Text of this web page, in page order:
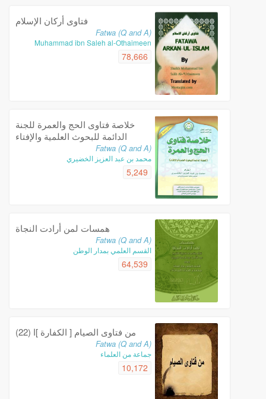
فتاوى أركان الإسلام
Fatwa (Q and A)
Muhammad ibn Saleh al-Othaimeen
78,666
خلاصة فتاوى الحج والعمرة للجنة
الدائمة للبحوث العلمية والإفتاء
Fatwa (Q and A)
محمد بن عبد العزيز الخضيري
5,249
همسات لمن أرادت النجاة
Fatwa (Q and A)
القسم العلمي بمدار الوطن
64,539
من فتاوى الصيام [ الكفارة ]ا (22)
Fatwa (Q and A)
جماعة من العلماء
10,172